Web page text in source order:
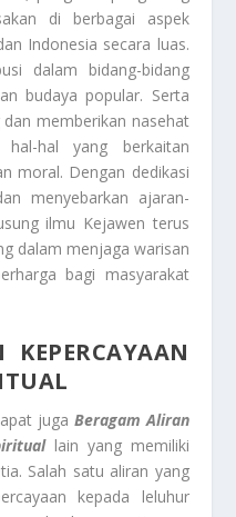
di berbagai aspek
Indonesia secara luas.
dalam bidang-bidang
budaya popular. Serta
memberikan nasehat
hal-hal yang berkaitan
moral. Dengan dedikasi
menyebarkan ajaran-
ilmu Kejawen terus
dalam menjaga warisan
bagi masyarakat
juga Beragam Aliran
lain yang memiliki
Salah satu aliran yang
kepada leluhur